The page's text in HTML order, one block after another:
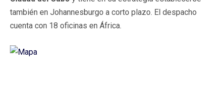
también en Johannesburgo a corto plazo. El despacho
cuenta con 18 oficinas en África.